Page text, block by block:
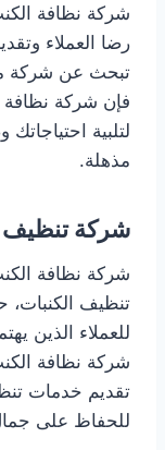
شركة نظافة
رضا العملاء
تبحث عن شركة
فإن شركة نظافة
لتلبية
مذهلة.
شركة تنظيف
شركة نظافة
تنظيف الكنبات،
للعملاء الذين
شركة نظافة
تقديم خدمات
للحفاظ على